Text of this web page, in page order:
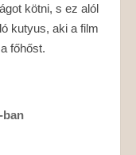
kötni, s ez alól
kutyus, aki a film
főhőst.
ban